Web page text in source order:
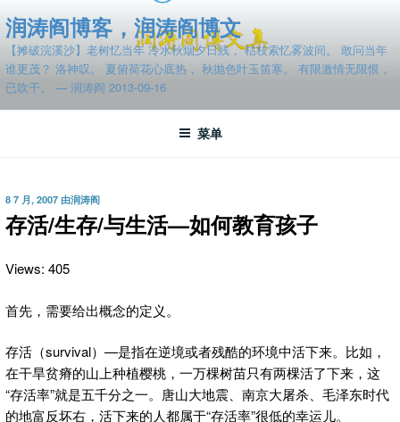
至
容
润涛阎博客，润涛阎博文
【摊破浣溪沙】老树忆当年 冷水秋烟夕日残， 枯枝索忆雾波间。 敢问当年
谁更茂？ 洛神叹。 夏俯荷花心底热， 秋抛色叶玉笛寒。 有限激情无限恨，
已吹干。 — 润涛阎 2013-09-16
菜单
发
布
于
8 7 月, 2007 由润涛阎
存活/生存/与生活—如何教育孩子
Views: 405
首先，需要给出概念的定义。
存活（survival）—是指在逆境或者残酷的环境中活下来。比如，
在干旱贫瘠的山上种植樱桃，一万棵树苗只有两棵活了下来，这
“存活率”就是五千分之一。唐山大地震、南京大屠杀、毛泽东时代
的地富反坏右，活下来的人都属于“存活率”很低的幸运儿。